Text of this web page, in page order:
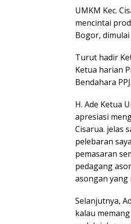
UMKM Kec.
mencintai
Bogor, dimulai
Turut hadir
Ketua harian
Bendahara
H. Ade Ketua
apresiasi
Cisarua. jelas
pelebaran
pemasaran
pedagang
asongan
Selanjutnya,
kalau